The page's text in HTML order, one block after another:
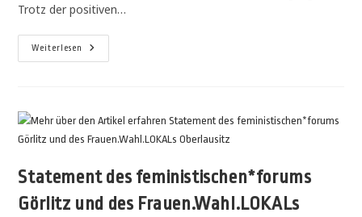
Trotz der positiven…
Weiterlesen
Statement des feministischen*forums
Görlitz und des Frauen.Wahl.LOKALs